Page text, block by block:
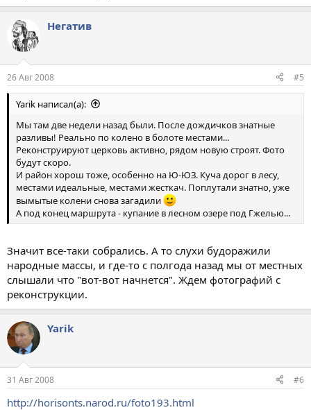
Негатив
26 Авг 2008 #5
Yarik написал(а):
Мы там две недели назад были. После дождичков знатные
разливы! Реально по колено в болоте местами...
Реконструируют церковь активно, рядом новую строят. Фото
будут скоро.
И район хорош тоже, особенно на Ю-ЮЗ. Куча дорог в лесу,
местами идеальные, местами жесткач. Поплутали знатно, уже
вымытые колени снова загадили
А под конец маршрута - купание в лесном озере под Гжелью...
Значит все-таки собрались. А то слухи будоражили
народные массы, и где-то с полгода назад мы от местных
слышали что "вот-вот начнется". Ждем фотографий с
реконструкции.
Yarik
31 Авг 2008 #6
http://horisonts.narod.ru/foto193.html